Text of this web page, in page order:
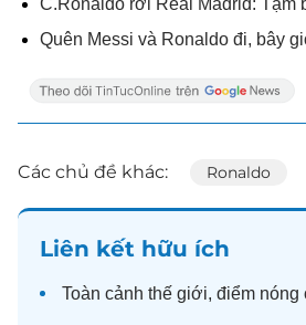
C.Ronaldo rời Real Madrid: Tạm
Quên Messi và Ronaldo đi, bây
Các chủ đề khác: Ronaldo
Liên kết hữu ích
Toàn cảnh thế giới, điểm nóng